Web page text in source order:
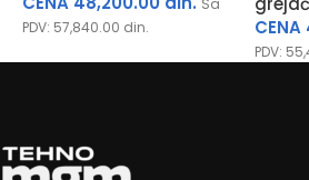
Sa
PDV: 57,840.00 din.
CENA
PDV: